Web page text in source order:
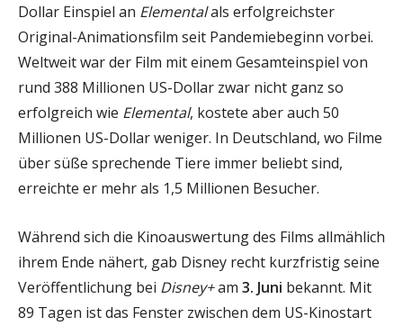
Dollar Einspiel an Elementalals erfolgreichster
Original-Animationsfilm seit Pandemiebeginn vorbei.
Weltweit war der Film mit einem Gesamteinspiel von
rund 388 Millionen US-Dollar zwar nicht ganz so
erfolgreich wie Elemental, kostete aber auch 50
Millionen US-Dollar weniger. In Deutschland, wo Filme
über süße sprechende Tiere immer beliebt sind,
erreichte er mehr als 1,5 Millionen Besucher.
Während sich die Kinoauswertung des Films allmählich
ihrem Ende nähert, gab Disney recht kurzfristig seine
Veröffentlichung bei Disney+am 3. Juni bekannt. Mit
89 Tagen ist das Fenster zwischen dem US-Kinostart